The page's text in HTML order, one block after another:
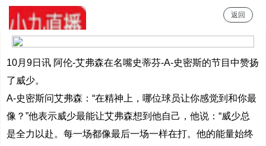
小9直播
返回
10月9日讯 阿伦-艾弗森在名嘴史蒂芬-A-史密斯的节目中赞扬
了威少。
A-史密斯问艾弗森：“在精神上，哪位球员让你感觉到和你最
像？”他表示威少最能让艾弗森想到他自己，他说：“威少总
是全力以赴。每一场都像最后一场一样在打。他的能量始终